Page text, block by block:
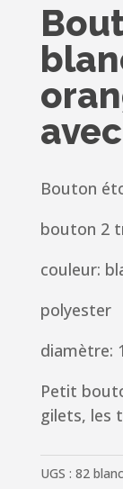
Bouton
bouton 2
couleur:
polyester
diamètre:
Petit
gilets, les
UGS : 82